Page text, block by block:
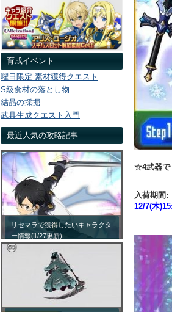
育成イベント
曜日限定 素材獲得クエスト
S級食材の落とし物
結晶の採掘
武具生成クエスト入門
最近人気の攻略記事
リセマラで獲得したいキャラクタ
ー情報(1/27更新)
☆4武器で
入荷期間:
12/7(木